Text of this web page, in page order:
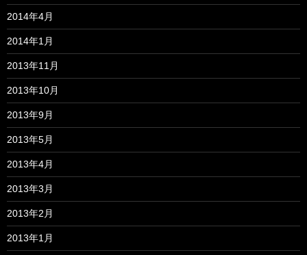
2014年4月
2014年1月
2013年11月
2013年10月
2013年9月
2013年5月
2013年4月
2013年3月
2013年2月
2013年1月